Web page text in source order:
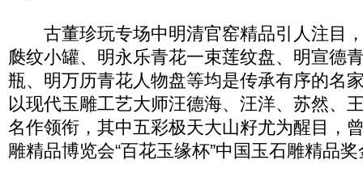
古董珍玩专场中明清官窑精品引人注目
瓞纹小罐、明永乐青花一束莲纹盘、明宣德
瓶、明万历青花人物盘等均是传承有序的名
以现代玉雕工艺大师汪德海、汪洋、苏然、
名作领衔，其中五彩极天大山籽尤为醒目，
雕精品博览会“百花玉缘杯”中国玉石雕精品